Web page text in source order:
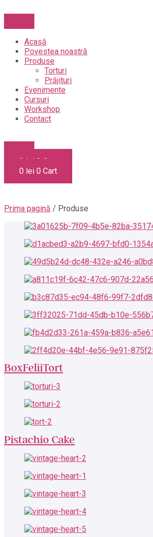
to
Acasă
Povestea noastră
Produse
Torturi
Prăjituri
Evenimente
Cursuri
Workshop
Contact
0 lei 0 Cart
0 lei 0 Cart
Prima pagină / Produse
BoxFeliiTort
Pistachio Cake